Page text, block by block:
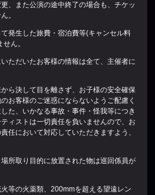
、また公演の途中終了の場合も、チケッ
。
発生した旅費・宿泊費等(キャンセル料
ん。
ただいたお客様の情報は全て、主催者に
ら決して目を離さず、お子様の安全確保
お客様のご迷惑にならないようご配慮く
た、いかなる事故・事件・怪我等につき
ィストは一切責任を負いませんので、お
任において対応していただきますよう、
所取り目的に放置された物は巡回係員が
等の火薬類、200mmを超える望遠レン